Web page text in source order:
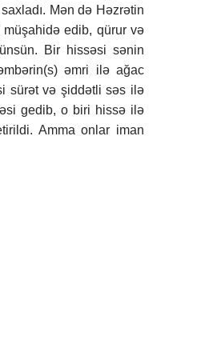
Mən də Həzrətin
edib, qürur və
Bir hissəsi sənin
əmri ilə ağac
sürət və şiddətli səs ilə
gedib, o biri hissə ilə
Amma onlar iman